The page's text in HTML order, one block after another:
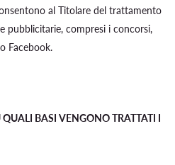
al Titolare del trattamento
pubblicitarie, compresi i concorsi,
Facebook.
BASI VENGONO TRATTATI I